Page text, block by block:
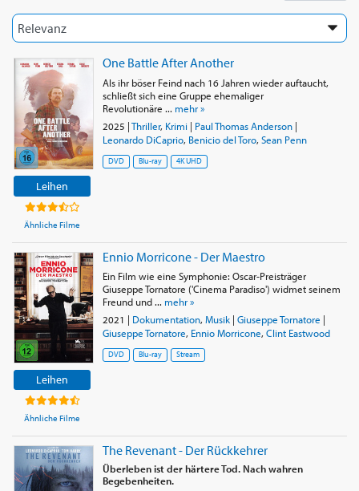
Leihen
Ähnliche Filme
One Battle After Another
Als ihr böser Feind nach 16 Jahren wieder auftaucht,
schließt sich eine Gruppe ehemaliger
Revolutionäre ... mehr »
2025 |Thriller, Krimi| Paul Thomas Anderson|
Leonardo DiCaprio, Benicio del Toro, Sean Penn
DVD Blu-ray 4K UHD
Leihen
Ähnliche Filme
Ennio Morricone - Der Maestro
Ein Film wie eine Symphonie: Oscar-Preisträger
Giuseppe Tornatore ('Cinema Paradiso') widmet seinem
Freund und ... mehr »
2021 | Dokumentation, Musik| Giuseppe Tornatore |
Giuseppe Tornatore, Ennio Morricone, Clint Eastwood
DVD Blu-ray Stream
The Revenant - Der Rückkehrer
Überleben ist der härtere Tod. Nach wahren
Begebenheiten.